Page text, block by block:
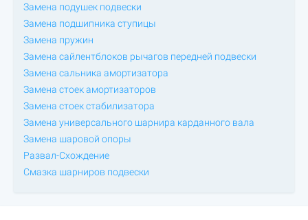
Замена подушек подвески
Замена подшипника ступицы
Замена пружин
Замена сайлентблоков рычагов передней подвески
Замена сальника амортизатора
Замена стоек амортизаторов
Замена стоек стабилизатора
Замена универсального шарнира карданного вала
Замена шаровой опоры
Развал-Схождение
Смазка шарниров подвески